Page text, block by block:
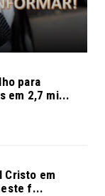
para
em 2,7 mi...
Cristo em
f...